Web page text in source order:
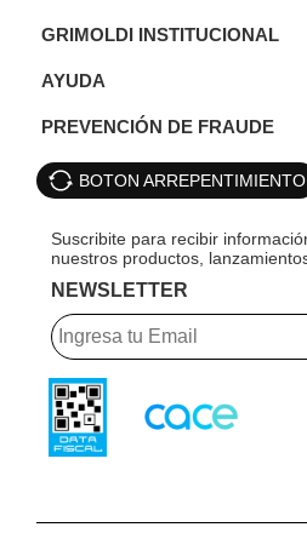
GRIMOLDI INSTITUCIONAL
AYUDA
PREVENCIÓN DE FRAUDE
BOTON ARREPENTIMIENTO
NEWSLETTER